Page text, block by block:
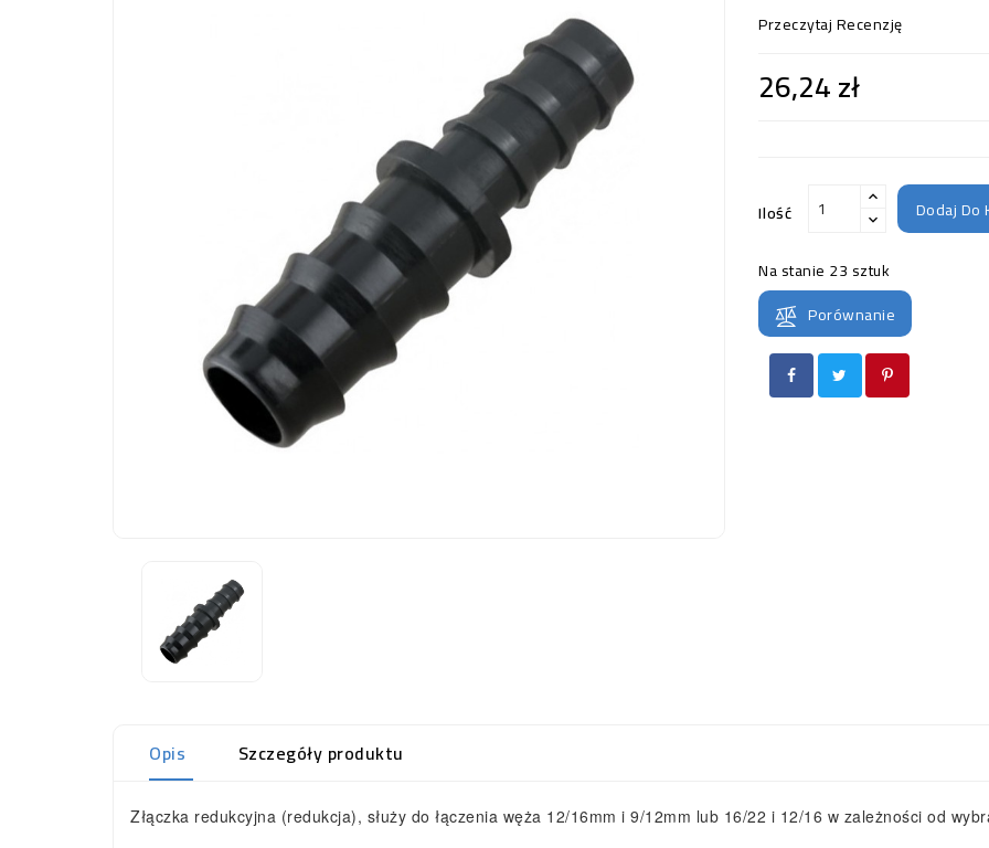
Przeczytaj Recenzję
26,24 zł
Ilość Dodaj Do
Na stanie 23 sztuk
Porównanie
Opis Szczegóły produktu
Złączka redukcyjna (redukcja), służy do łączenia węża 12/16mm i 9/12mm lub 16/22 i 12/16 w zależności od